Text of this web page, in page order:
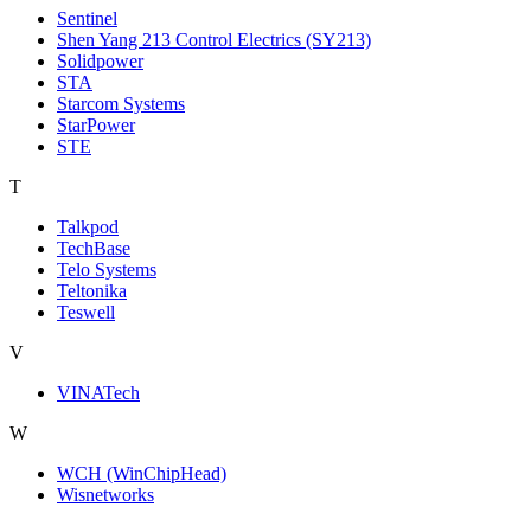
Sentinel
Shen Yang 213 Control Electrics (SY213)
Solidpower
STA
Starcom Systems
StarPower
STE
T
Talkpod
TechBase
Telo Systems
Teltonika
Teswell
V
VINATech
W
WCH (WinChipHead)
Wisnetworks